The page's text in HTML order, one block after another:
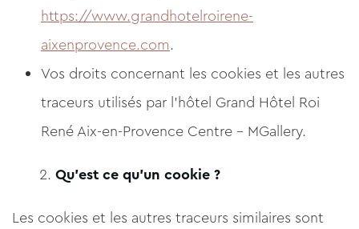
https://www.grandhotelroirene-
aixenprovence.com.
Vos droits concernant les cookies et les autres
traceurs utilisés par l'hôtel Grand Hôtel Roi
René Aix-en-Provence Centre - MGallery.
Qu'est ce qu'un cookie ?
Les cookies et les autres traceurs similaires sont